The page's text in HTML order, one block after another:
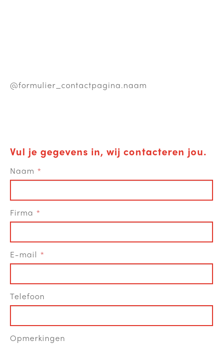
@formulier_contactpagina.naam
Vul je gegevens in, wij contacteren jou.
Naam
Firma
E-mail
Telefoon
Opmerkingen